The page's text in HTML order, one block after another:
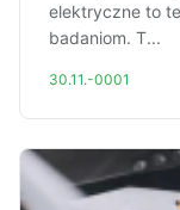
elektryczne to
badaniom. T...
30.11.-0001